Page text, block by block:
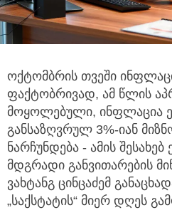
ოქტომბრის თვეში
ფაქტობრივად, ამ წლის
მოყოლებული, ინფლაცია
განსაზღვრულ 3%-იან
ნარჩუნდება - ამის
მდგრადი განვითარების
ვახტანგ ცინცაძემ
„საქსტატის“ მიერ დღეს